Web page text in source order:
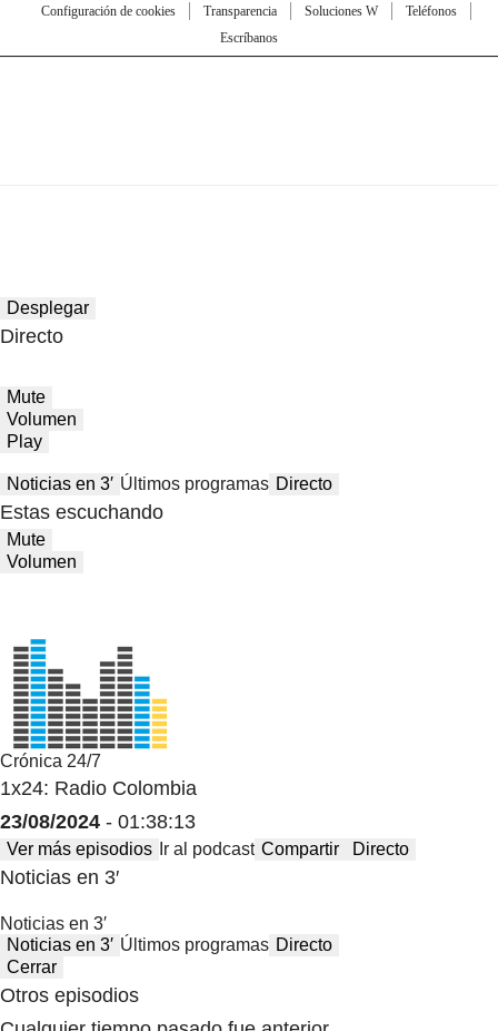
Configuración de cookies
Transparencia Soluciones W
Teléfonos
Escríbanos
Desplegar
Directo
Mute
Volumen
Play
Noticias en 3′ Últimos programas Directo
Estas escuchando
Mute
Volumen
Crónica 24/7
1x24: Radio Colombia
23/08/2024 - 01:38:13
Ver más episodios Ir al podcast Compartir Directo
Noticias en 3′
Noticias en 3′
Noticias en 3′ Últimos programas Directo
Cerrar
Otros episodios